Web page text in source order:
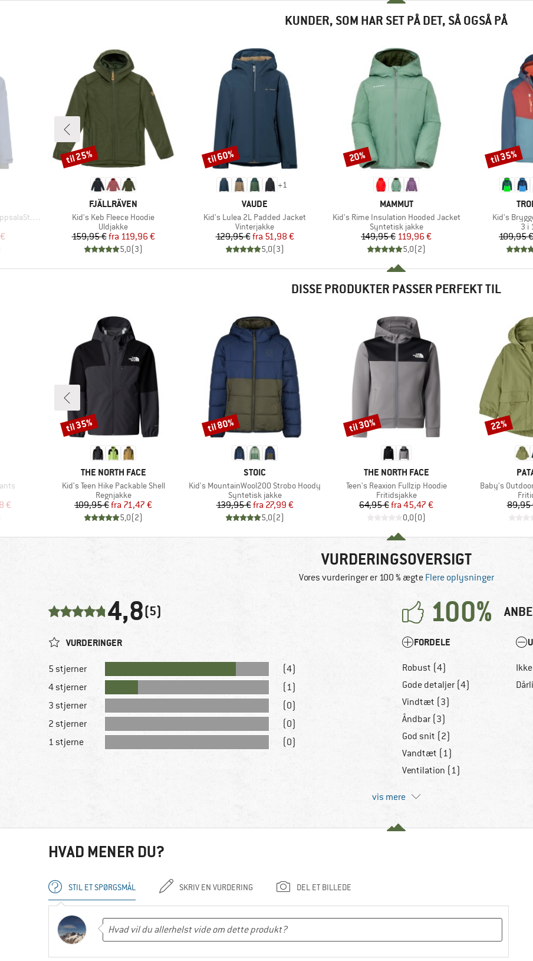
KUNDER, SOM HAR SET PÅ DET, SÅ OGSÅ PÅ
II Jacket
MÆRKE
FJÄLLRÄVEN
Artikel
Kid's Keb Fleece Hoodie
Produktgruppe
Uldjakke
Pris
159,95 € Nedsat pris
fra 119,96 €
5,0(3)
Rabat
til 25%
+1
MÆRKE
VAUDE
Artikel
Kid's Lulea 2L Padded Jacket
Produktgruppe
Vinterjakke
Pris
129,95 € Nedsat pris
fra 51,98 €
5,0(3)
Rabat
til 60%
MÆRKE
MAMMUT
Artikel
Kid's Rime Insulation Hooded Jacket
Produktgruppe
Syntetisk jakke
Pris
149,95 €Nedsat pris
119,96 €
5,0(2)
Rabat
20%
Artikel
Kid's
3 i
109,95 €
Rabat
til 35%
DISSE PRODUKTER PASSER PERFEKT TIL
€
MÆRKE
THE NORTH FACE
Artikel
Kid's Teen Hike Packable Shell
Produktgruppe
Regnjakke
Pris
109,95 € Nedsat pris
fra 71,47 €
5,0(2)
Rabat
til 35%
MÆRKE
STOIC
Artikel
Kid's MountainWool200 Strobo Hoody
Produktgruppe
Syntetisk jakke
Pris
139,95 € Nedsat pris
fra 27,99 €
5,0(2)
Rabat
til 80%
MÆRKE
THE NORTH FACE
Artikel
Teen's Reaxion Fullzip Hoodie
Produktgruppe
Fritidsjakke
Pris
64,95 € Nedsat pris
fra 45,47 €
0,0(0)
Rabat
til 30%
Artikel
Baby's
89,95
Rabat
22%
VURDERINGSOVERSIGT
Vores vurderinger er 100 % ægte Flere oplysninger
4,8(5) 100%
VURDERINGER
5 stjerner
(4)
4 stjerner
(1)
3 stjerner
(0)
2 stjerner
(0)
1 stjerne
(0)
FORDELE
Robust (4)
Gode detaljer (4)
Vindtæt (3)
Åndbar (3)
God snit (2)
Vandtæt (1)
Ventilation (1)
vis mere
HVAD MENER DU?
STIL ET SPØRGSMÅL SKRIV EN VURDERING DEL ET BILLEDE